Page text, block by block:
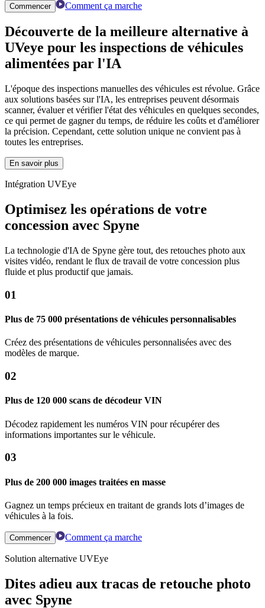
Commencer Comment ça marche
Découverte de la meilleure alternative à
UVeye pour les inspections de véhicules
alimentées par l'IA
L'époque des inspections manuelles des véhicules est révolue. Grâce
aux solutions basées sur l'IA, les entreprises peuvent désormais
scanner, évaluer et vérifier l'état des véhicules en quelques secondes,
ce qui permet de gagner du temps, de réduire les coûts et d'améliorer
la précision. Cependant, cette solution unique ne convient pas à
toutes les entreprises.
En savoir plus
Intégration UVEye
Optimisez les opérations de votre
concession avec Spyne
La technologie d'IA de Spyne gère tout, des retouches photo aux
visites vidéo, rendant le flux de travail de votre concession plus
fluide et plus productif que jamais.
01
Plus de 75 000 présentations de véhicules personnalisables
Créez des présentations de véhicules personnalisées avec des
modèles de marque.
02
Plus de 120 000 scans de décodeur VIN
Décodez rapidement les numéros VIN pour récupérer des
informations importantes sur le véhicule.
03
Plus de 200 000 images traitées en masse
Gagnez un temps précieux en traitant de grands lots d’images de
véhicules à la fois.
Commencer Comment ça marche
Solution alternative UVEye
Dites adieu aux tracas de retouche photo
avec Spyne